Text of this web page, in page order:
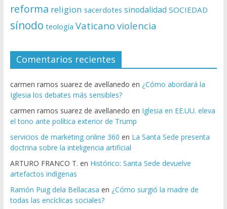
reforma religion sacerdotes sinodalidad SOCIEDAD
sínodo teología Vaticano violencia
Comentarios recientes
carmen ramos suarez de avellanedo en ¿Cómo abordará la
Iglesia los debates más sensibles?
carmen ramos suarez de avellanedo en Iglesia en EE.UU. eleva
el tono ante política exterior de Trump
servicios de marketing online 360 en La Santa Sede presenta
doctrina sobre la inteligencia artificial
ARTURO FRANCO T. en Histórico: Santa Sede devuelve
artefactos indígenas
Ramón Puig dela Bellacasa en ¿Cómo surgió la madre de
todas las encíclicas sociales?